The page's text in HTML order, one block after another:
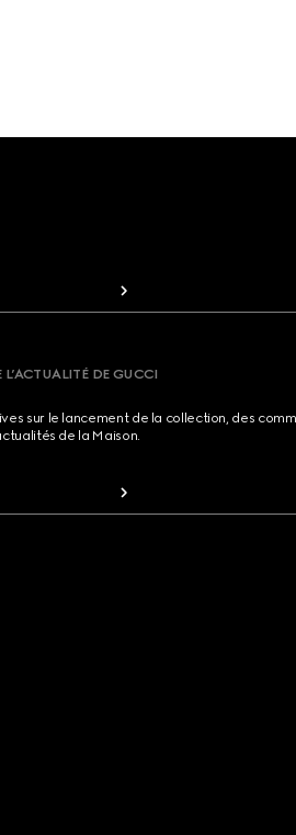
DE GUCCI
sur le lancement de la collection, des
de la Maison.